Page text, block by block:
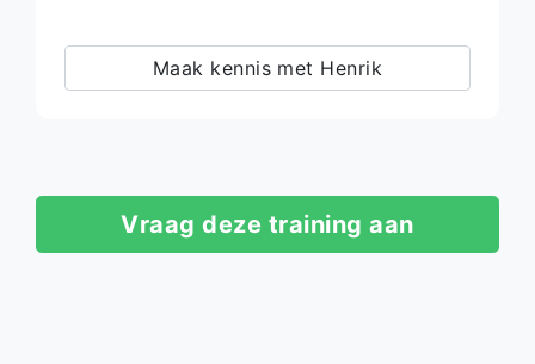
Maak kennis met Henrik
Vraag deze training aan